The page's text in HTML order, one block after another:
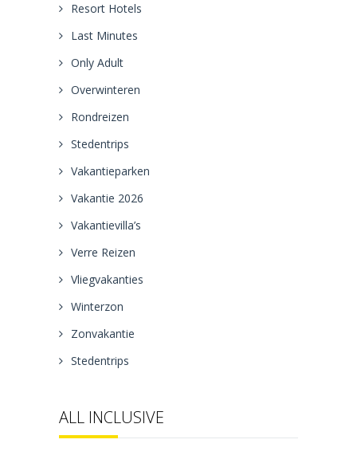
Resort Hotels
Last Minutes
Only Adult
Overwinteren
Rondreizen
Stedentrips
Vakantieparken
Vakantie 2026
Vakantievilla’s
Verre Reizen
Vliegvakanties
Winterzon
Zonvakantie
Stedentrips
ALL INCLUSIVE